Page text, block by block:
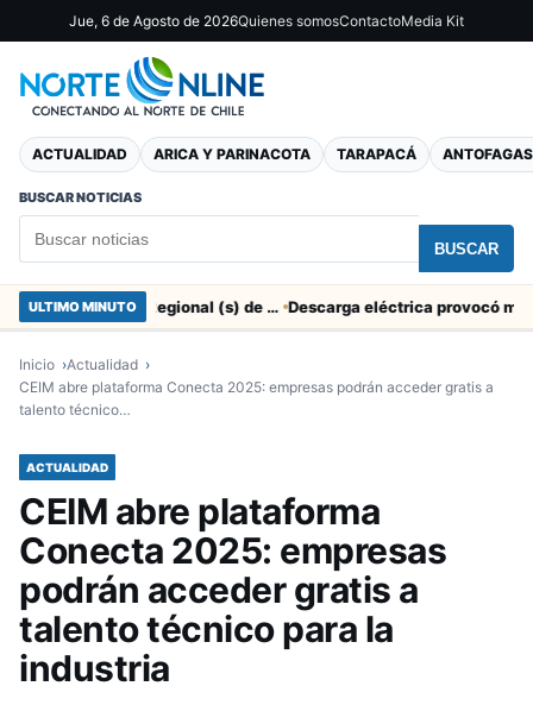
Jue, 6 de Agosto de 2026Quienes somosContactoMedia Kit
ACTUALIDAD ARICA Y PARINACOTA TARAPACÁ
BUSCAR NOTICIAS
BUSCAR
ULTIMO MINUTO SERNAC pidió la renuncia a Director Regional (s) de Arica por contratar solo a militantes del Gobierno
Inicio
Actualidad
CEIM abre plataforma Conecta 2025: empresas podrán acceder gratis a
talento técnico…
ACTUALIDAD
CEIM abre plataforma
Conecta 2025: empresas
podrán acceder gratis a
talento técnico para la
industria